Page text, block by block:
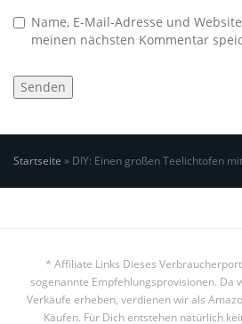
Name, E-Mail-Adresse und
meinen nächsten Kommentar
Startseite » DIY: Einen großen Teelichtofen
* Affiliate Links Dieses
sogenannte Empfehlungsprovisionen. Da
Verkäufe erheben, verdienen wir als
Käufen. Für Dich entstehen natürlich